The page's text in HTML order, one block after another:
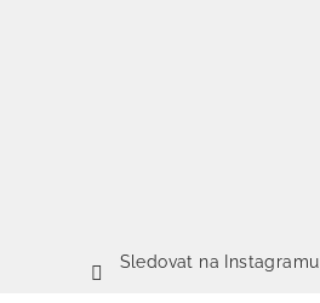
Sledovat na Instagramu